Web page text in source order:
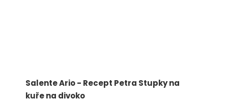
Salente Ario - Recept Petra Stupky na
kuře na divoko